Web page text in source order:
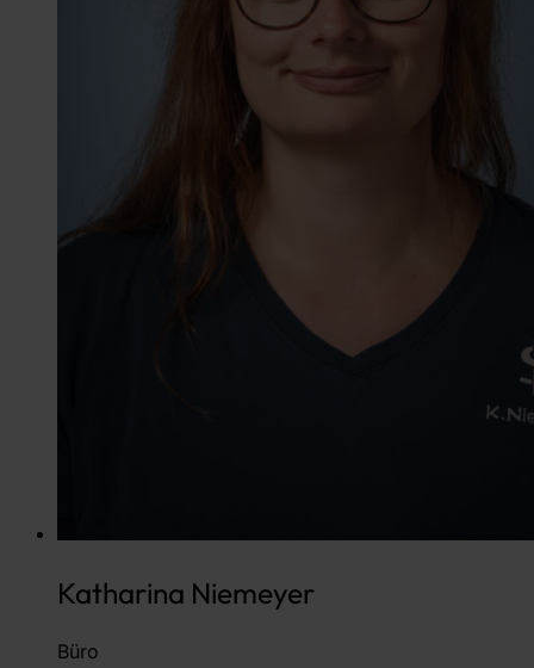
Katharina Niemeyer
Büro